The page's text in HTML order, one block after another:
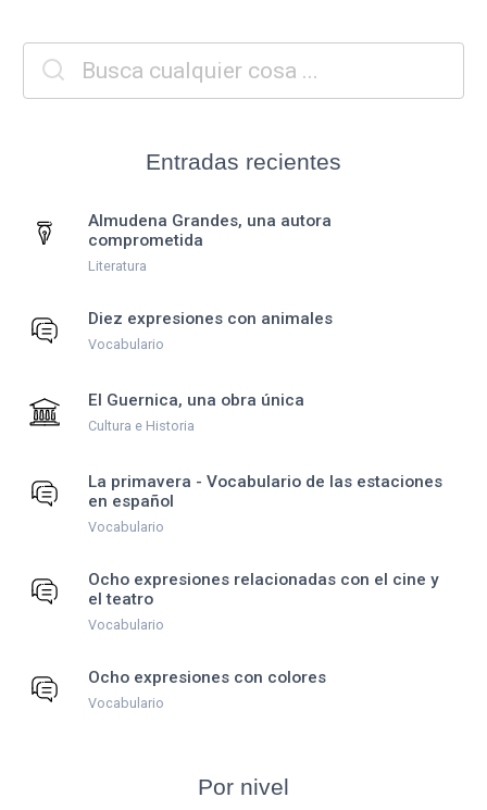
Entradas recientes
Almudena Grandes, una autora
comprometida
Literatura
Diez expresiones con animales
Vocabulario
El Guernica, una obra única
Cultura e Historia
La primavera - Vocabulario de las estaciones
en español
Vocabulario
Ocho expresiones relacionadas con el cine y
el teatro
Vocabulario
Ocho expresiones con colores
Vocabulario
Por nivel